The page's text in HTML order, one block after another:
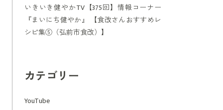
いきいき健やかTV【375回】情報コーナー
『まいにち健やか』 【食改さんおすすめレ
シピ集⑤（弘前市食改）】
カテゴリー
YouTube